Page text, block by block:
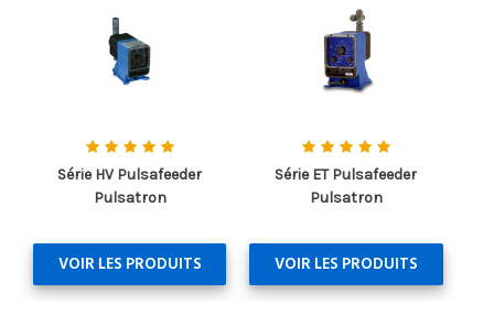
Série HV Pulsafeeder
Pulsatron
VOIR LES PRODUITS
Série ET Pulsafeeder
Pulsatron
VOIR LES PRODUITS